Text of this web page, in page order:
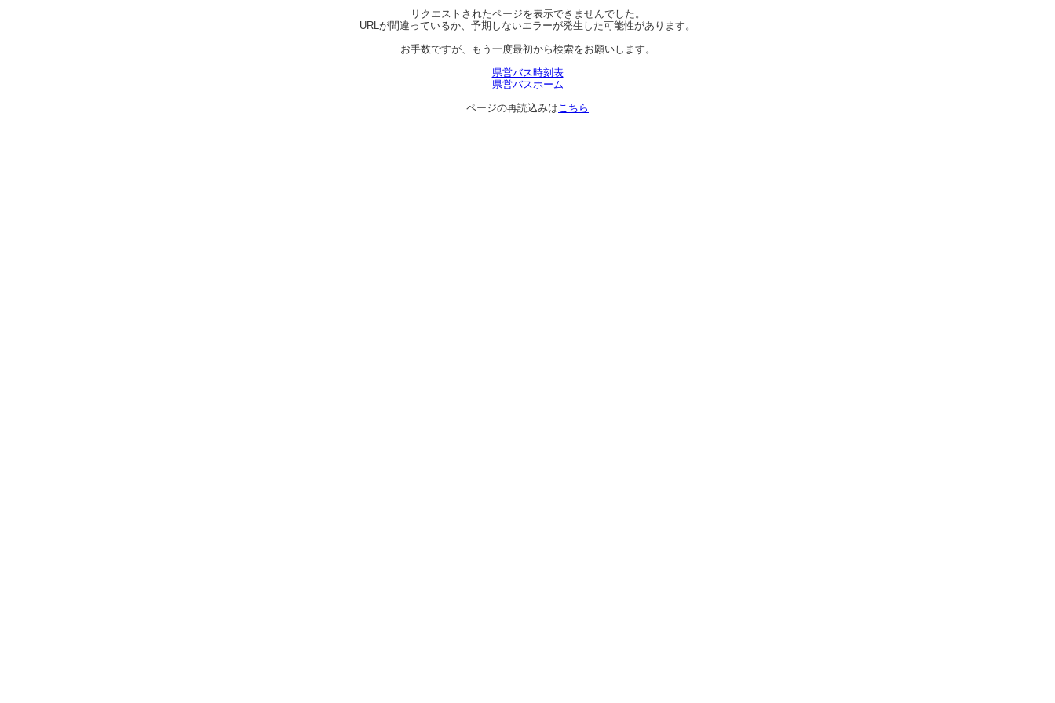
リクエストされたページを表示できませんでした。
URLが間違っているか、予期しないエラーが発生した可能性があります。
お手数ですが、もう一度最初から検索をお願いします。
県営バス時刻表
県営バスホーム
ページの再読込みはこちら